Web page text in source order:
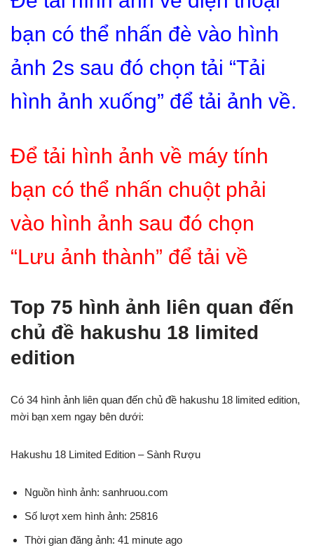
bạn có thể nhấn đè vào hình
ảnh 2s sau đó chọn tải “Tải
hình ảnh xuống” để tải ảnh về.
Để tải hình ảnh về máy tính
bạn có thể nhấn chuột phải
vào hình ảnh sau đó chọn
“Lưu ảnh thành” để tải về
Top 75 hình ảnh liên quan đến
chủ đề hakushu 18 limited
edition
Có 34 hình ảnh liên quan đến chủ đề hakushu 18 limited edition,
mời bạn xem ngay bên dưới:
Hakushu 18 Limited Edition – Sành Rượu
Nguồn hình ảnh: sanhruou.com
Số lượt xem hình ảnh: 25816
Thời gian đăng ảnh: 41 minute ago